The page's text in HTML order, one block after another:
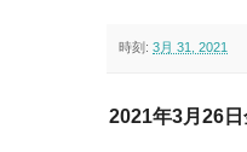
時刻: 3月 31, 2021
2021年3月26日